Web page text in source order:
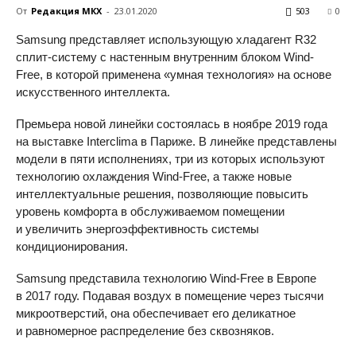
От Редакция МКХ - 23.01.2020 0
503
Samsung представляет использующую хладагент R32
сплит-систему с настенным внутренним блоком Wind-
Free, в которой применена «умная технология» на основе
искусственного интеллекта.
Премьера новой линейки состоялась в ноябре 2019 года
на выставке Interclima в Париже. В линейке представлены
модели в пяти исполнениях, три из которых используют
технологию охлаждения Wind-Free, а также новые
интеллектуальные решения, позволяющие повысить
уровень комфорта в обслуживаемом помещении
и увеличить энергоэффективность системы
кондиционирования.
Samsung представила технологию Wind-Free в Европе
в 2017 году. Подавая воздух в помещение через тысячи
микроотверстий, она обеспечивает его деликатное
и равномерное распределение без сквозняков.